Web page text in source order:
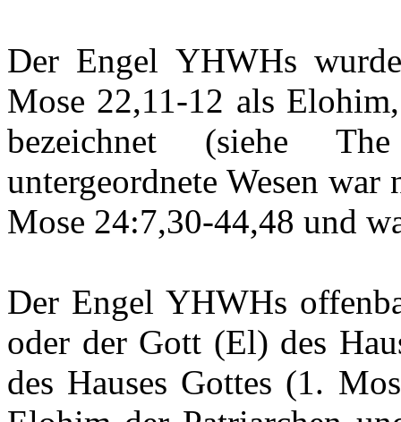
Der Engel YHWHs
Mose 22,11-12 als
bezeichnet (siehe
untergeordnete Wesen
Mose 24:7,30-44,48 und
Der Engel YHWHs
oder der Gott (El) des
des Hauses Gottes (1.